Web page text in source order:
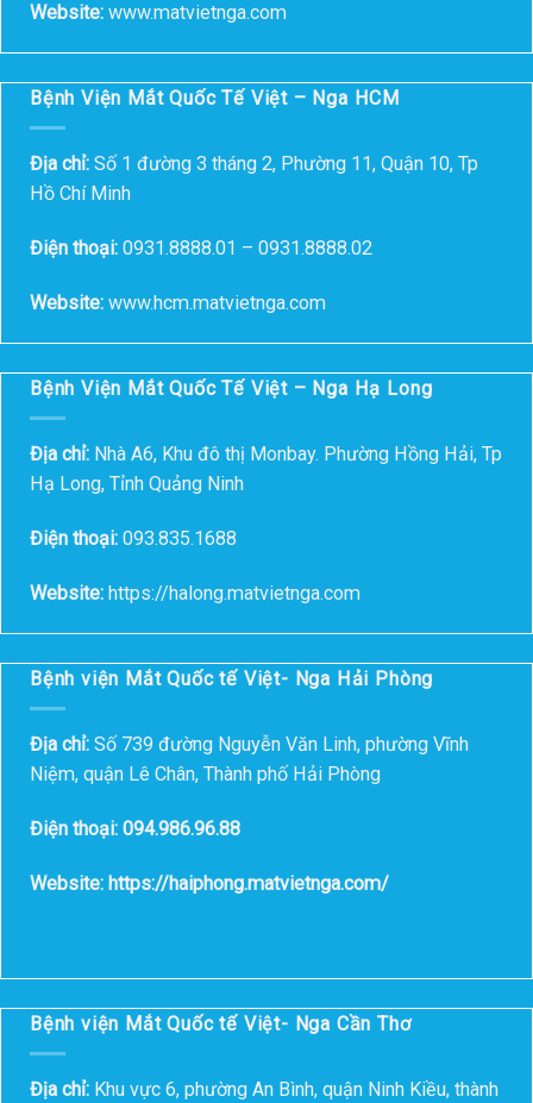
Website: www.matvietnga.com
Bệnh Viện Mắt Quốc Tế Việt – Nga HCM
Địa chỉ: Số 1 đường 3 tháng 2, Phường 11, Quận 10, Tp
Hồ Chí Minh
Điện thoại: 0931.8888.01 – 0931.8888.02
Website: www.hcm.matvietnga.com
Bệnh Viện Mắt Quốc Tế Việt – Nga Hạ Long
Địa chỉ: Nhà A6, Khu đô thị Monbay. Phường Hồng Hải, Tp
Hạ Long, Tỉnh Quảng Ninh
Điện thoại: 093.835.1688
Website: https://halong.matvietnga.com
Bệnh viện Mắt Quốc tế Việt- Nga Hải Phòng
Địa chỉ: Số 739 đường Nguyễn Văn Linh, phường Vĩnh
Niệm, quận Lê Chân, Thành phố Hải Phòng
Điện thoại: 094.986.96.88
Website: https://haiphong.matvietnga.com/
Bệnh viện Mắt Quốc tế Việt- Nga Cần Thơ
Địa chỉ: Khu vực 6, phường An Bình, quận Ninh Kiều, thành